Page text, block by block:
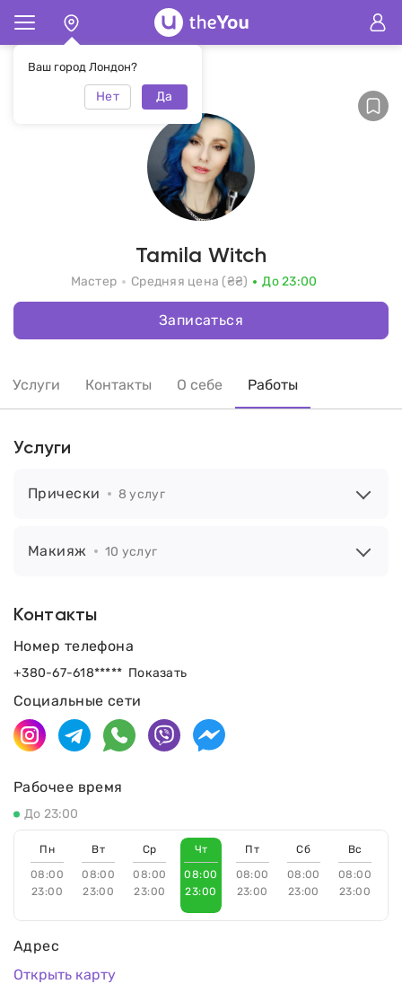
Ваш город Лондон?
Нет Да
Главная Tamila Witch
Tamila Witch
Мастер Средняя цена (₴₴) До 23:00
Записаться
Услуги Контакты О себе Работы
Услуги
Прически 8 услуг
Макияж 10 услуг
Контакты
Адрес
Открыть карту
Рабочее время
До 23:00
Пн
08:00
23:00
Вт
08:00
23:00
Ср
08:00
23:00
Чт
08:00
23:00
Пт
08:00
23:00
Сб
08:00
23:00
Вс
08:00
23:00
Номер телефона
+380-67-618***** Показать
Социальные сети